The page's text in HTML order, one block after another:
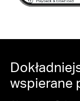
wspierane